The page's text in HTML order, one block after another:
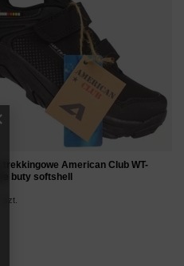
American Club WT-
buty softshell
szt.